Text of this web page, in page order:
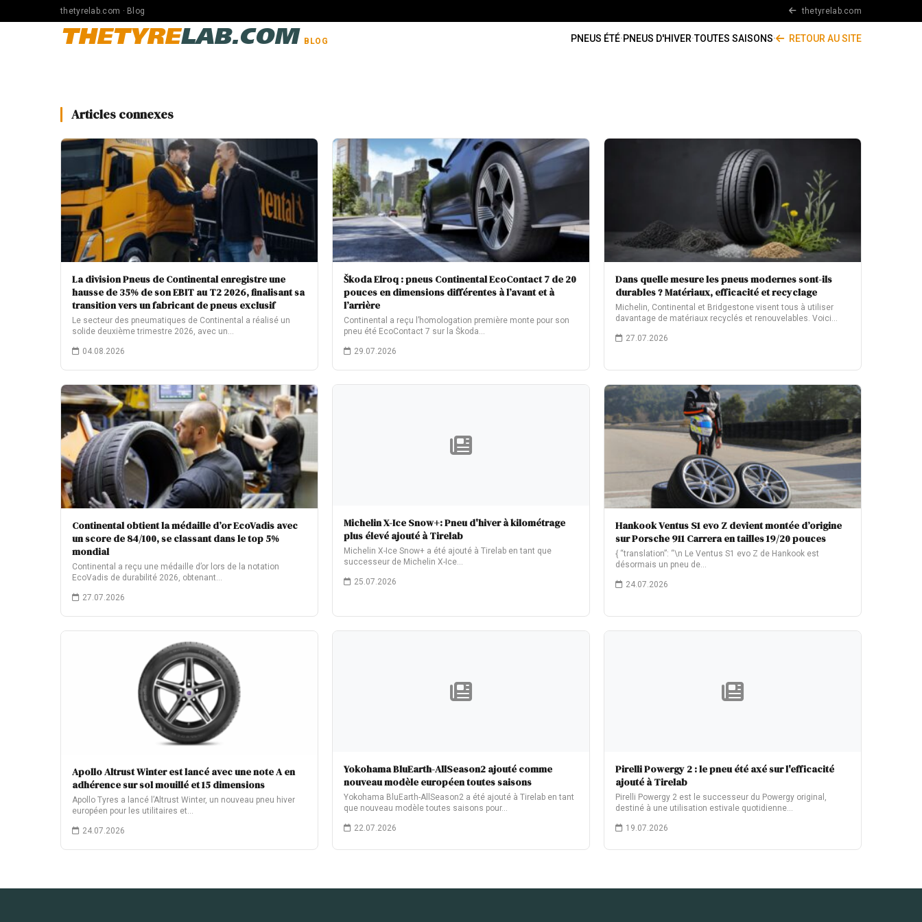
thetyrelab.com · Blog thetyrelab.com
THETYRELAB.COM BLOG PNEUS ÉTÉ·PNEUS D'HIVER·TOUTES SAISONS· RETOUR AU SITE
Articles connexes
La division Pneus de Continental enregistre une
hausse de 35% de son EBIT au T2 2026, finalisant sa
transition vers un fabricant de pneus exclusif
Le secteur des pneumatiques de Continental a réalisé un
solide deuxième trimestre 2026, avec un…
04.08.2026
Škoda Elroq : pneus Continental EcoContact 7 de 20
pouces en dimensions différentes à l’avant et à
l’arrière
Continental a reçu l’homologation première monte pour son
pneu été EcoContact 7 sur la Škoda…
29.07.2026
Dans quelle mesure les pneus modernes sont-ils
durables ? Matériaux, efficacité et recyclage
Michelin, Continental et Bridgestone visent tous à utiliser
davantage de matériaux recyclés et renouvelables. Voici…
27.07.2026
Continental obtient la médaille d’or EcoVadis avec
un score de 84/100, se classant dans le top 5%
mondial
Continental a reçu une médaille d’or lors de la notation
EcoVadis de durabilité 2026, obtenant…
27.07.2026
Michelin X-Ice Snow+: Pneu d'hiver à kilométrage
plus élevé ajouté à Tirelab
Michelin X-Ice Snow+ a été ajouté à Tirelab en tant que
successeur de Michelin X-Ice…
25.07.2026
Hankook Ventus S1 evo Z devient montée d’origine
sur Porsche 911 Carrera en tailles 19/20 pouces
{ “translation”: “\n Le Ventus S1 evo Z de Hankook est
désormais un pneu de…
24.07.2026
Apollo Altrust Winter est lancé avec une note A en
adhérence sur sol mouillé et 15 dimensions
Apollo Tyres a lancé l’Altrust Winter, un nouveau pneu hiver
européen pour les utilitaires et…
24.07.2026
Yokohama BluEarth-AllSeason2 ajouté comme
nouveau modèle européen toutes saisons
Yokohama BluEarth-AllSeason2 a été ajouté à Tirelab en tant
que nouveau modèle toutes saisons pour…
22.07.2026
Pirelli Powergy 2 : le pneu été axé sur l'efficacité
ajouté à Tirelab
Pirelli Powergy 2 est le successeur du Powergy original,
destiné à une utilisation estivale quotidienne…
19.07.2026